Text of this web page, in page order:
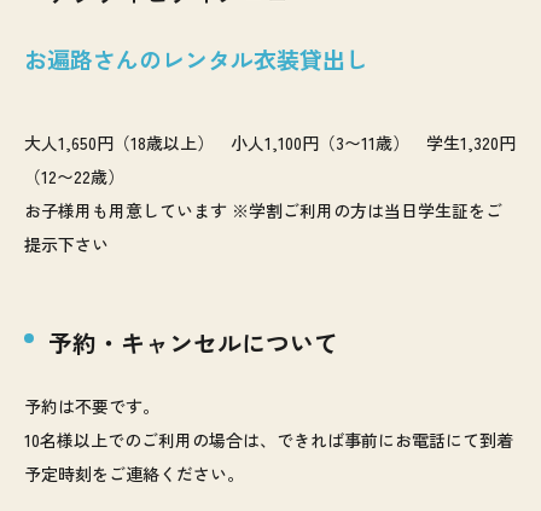
お遍路さんのレンタル衣装貸出し
大人1,650円（18歳以上） 小人1,100円（3〜11歳） 学生1,320円
（12〜22歳）
お子様用も用意しています ※学割ご利用の方は当日学生証をご
提示下さい
予約・キャンセルについて
予約は不要です。
10名様以上でのご利用の場合は、できれば事前にお電話にて到着
予定時刻をご連絡ください。